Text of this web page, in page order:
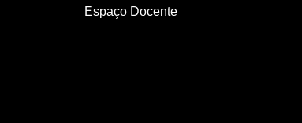
Espaço Docente